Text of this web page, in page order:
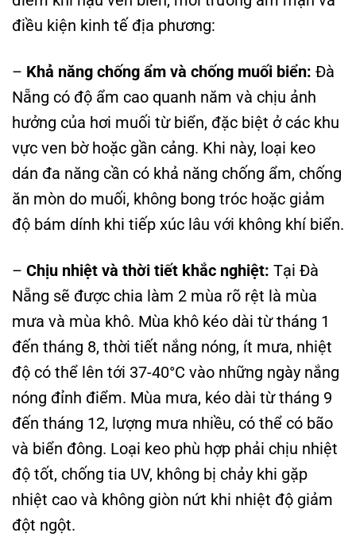
điều kiện kinh tế địa phương:
– Khả năng chống ẩm và chống muối biển: Đà
Nẵng có độ ẩm cao quanh năm và chịu ảnh
hưởng của hơi muối từ biển, đặc biệt ở các khu
vực ven bờ hoặc gần cảng. Khi này, loại keo
dán đa năng cần có khả năng chống ẩm, chống
ăn mòn do muối, không bong tróc hoặc giảm
độ bám dính khi tiếp xúc lâu với không khí biển.
– Chịu nhiệt và thời tiết khắc nghiệt: Tại Đà
Nẵng sẽ được chia làm 2 mùa rõ rệt là mùa
mưa và mùa khô. Mùa khô kéo dài từ tháng 1
đến tháng 8, thời tiết nắng nóng, ít mưa, nhiệt
độ có thể lên tới 37-40°C vào những ngày nắng
nóng đỉnh điểm. Mùa mưa, kéo dài từ tháng 9
đến tháng 12, lượng mưa nhiều, có thể có bão
và biển đông. Loại keo phù hợp phải chịu nhiệt
độ tốt, chống tia UV, không bị chảy khi gặp
nhiệt cao và không giòn nứt khi nhiệt độ giảm
đột ngột.